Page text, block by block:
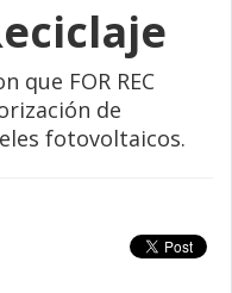
que FOR REC
de
fotovoltaicos.